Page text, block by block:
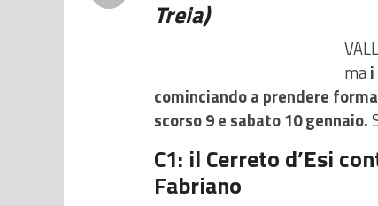
Treia)
mai
cominciando a prendere
scorso 9 e sabato 10 gennaio.
C1: il Cerreto d’Esi
Fabriano